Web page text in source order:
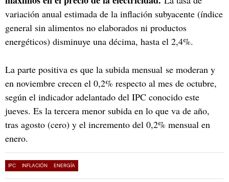
variación anual estimada de la inflación subyacente (índice
general sin alimentos no elaborados ni productos
energéticos) disminuye una décima, hasta el 2,4%.
La parte positiva es que la subida mensual se moderan y
en noviembre crecen el 0,2% respecto al mes de octubre,
según el indicador adelantado del IPC conocido este
jueves. Es la tercera menor subida en lo que va de año,
tras agosto (cero) y el incremento del 0,2% mensual en
enero.
IPC INFLACIÓN ENERGÍA